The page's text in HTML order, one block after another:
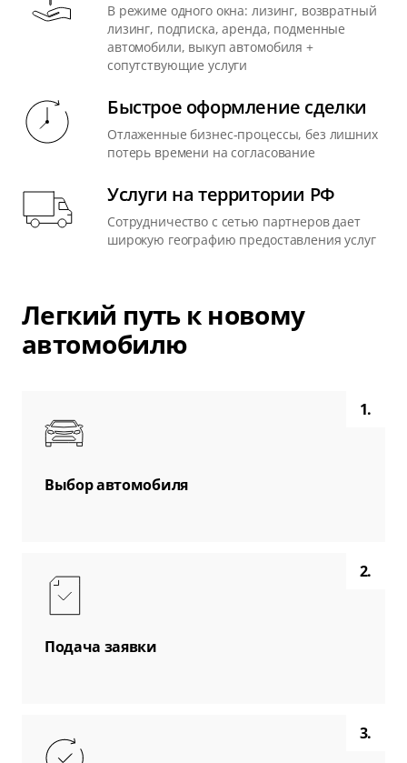
В режиме одного окна: лизинг, возвратный
лизинг, подписка, аренда, подменные
автомобили, выкуп автомобиля +
сопутствующие услуги
Быстрое оформление сделки
Отлаженные бизнес-процессы, без лишних
потерь времени на согласование
Услуги на территории РФ
Сотрудничество с сетью партнеров дает
широкую географию предоставления услуг
Легкий путь к новому
автомобилю
1.
Выбор автомобиля
2.
Подача заявки
3.